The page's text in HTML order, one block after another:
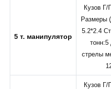
5 т. манипулятор
Кузов Г/
Размеры
5.2*2.4
тонн:5
стрелы
Кузов Г/